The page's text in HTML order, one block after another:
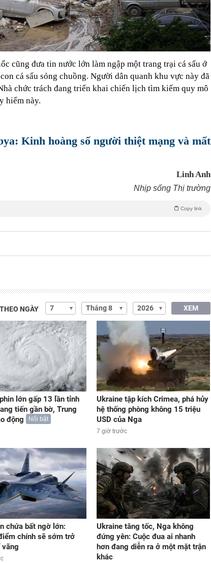
cũng đưa tin nước lớn làm ngập một trang trại cá sấu ở
cá sấu sỏng chuồng. Người dân quanh khu vực này đã
chức trách đang triển khai chiến lịch tìm kiếm quy mô
hiểm này.
Kinh hoàng số người thiệt mạng và mất
Linh Anh
Nhịp sống Thị trường
Copy link
NGÀY XEM
lớn gấp 13 lần tỉnh
tiến gần bờ, Trung
động
Nổi bật
Ukraine tập kích Crimea, phá hủy
hệ thống phòng không 15 triệu
USD của Nga
7 giờ trước
chứa bất ngờ lớn:
chính sẽ sớm trở
vãng
Ukraine tăng tốc, Nga không
đứng yên: Cuộc đua ai nhanh
hơn đang diễn ra ở một mặt trận
khác